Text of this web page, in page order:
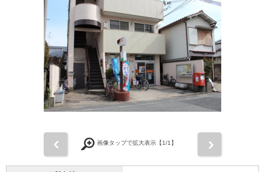
画像タップで拡大表示【1/1】